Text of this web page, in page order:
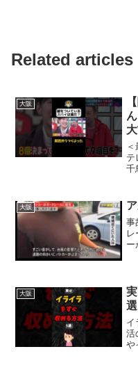
Related articles
大阪
ん
テ
千
番
が
大阪
事
ー
割
大阪
イ
活
や